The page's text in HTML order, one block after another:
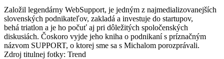
Založil legendárny WebSupport, je jedným z najmedializovanejších
slovenských podnikateľov, zakladá a investuje do startupov,
behá triatlon a je ho počuť aj pri dôležitých spoločenských
diskusiách. Čoskoro vyjde jeho kniha o podnikaní s príznačným
názvom SUPPORT, o ktorej sme sa s Michalom porozprávali.
Zdroj titulnej fotky: Trend